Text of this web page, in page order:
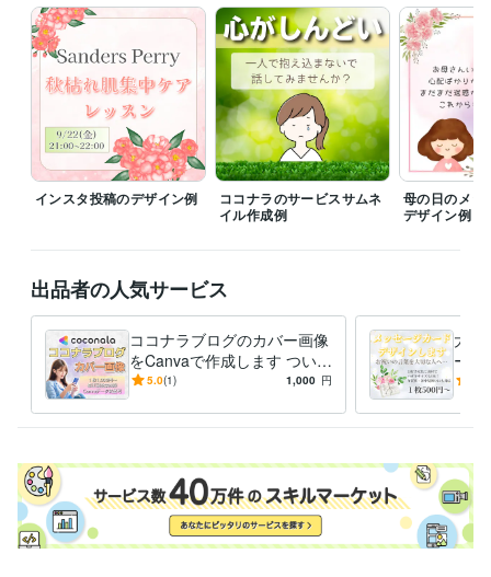
インスタ投稿のデザイン例
ココナラのサービスサムネ
イル作成例
母の日のメッ
デザイン例
出品者の人気サービス
ココナラブログのカバー画像
をCanvaで作成します つい読
みたくなる！目に留まるカバ
5.0(1) 1,000 円
大切
ード
へ送